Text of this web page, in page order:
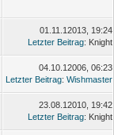
01.11.12013, 19:24
Letzter Beitrag: Knight
04.10.12006, 06:23
Letzter Beitrag: Wishmaster
23.08.12010, 19:42
Letzter Beitrag: Knight